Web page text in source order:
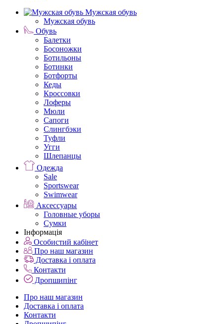
Мужская обувь
Мужская обувь
Обувь
Балетки
Босоножки
Ботильоны
Ботинки
Ботфорты
Кеды
Кроссовки
Лоферы
Мюли
Сапоги
Слингбэки
Туфли
Угги
Шлепанцы
Одежда
Sale
Sportswear
Swimwear
Аксессуары
Головные уборы
Сумки
Інформація
Особистий кабінет
Про наш магазин
Доставка і оплата
Контакти
Дропшипінг
Про наш магазин
Доставка і оплата
Контакти